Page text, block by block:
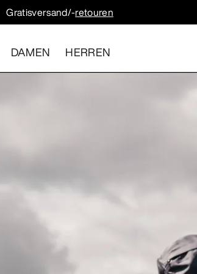
Gratisversand/-retouren
DAMEN HERREN